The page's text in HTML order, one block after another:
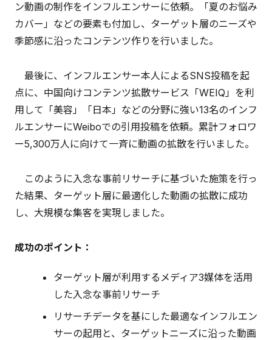
ン動画の制作をインフルエンサーに依頼。「夏のお悩み
カバー」などの要素も付加し、ターゲット層のニーズや
季節感に沿ったコンテンツ作りを行いました。
最後に、インフルエンサー本人によるSNS投稿を起
点に、中国向けコンテンツ拡散サービス「WEIQ」を利
用して「美容」「日本」などの分野に強い13名のインフ
ルエンサーにWeiboでの引用投稿を依頼。累計フォロワ
ー5,300万人に向けて一斉に動画の拡散を行いました。
このように入念な事前リサーチに基づいた施策を行っ
た結果、ターゲット層に最適化した動画の拡散に成功
し、大規模な集客を実現しました。
成功のポイント：
ターゲット層が利用するメディア3媒体を活用
した入念な事前リサーチ
リサーチデータを基にした最適なインフルエン
サーの起用と、ターゲットニーズに沿った動画